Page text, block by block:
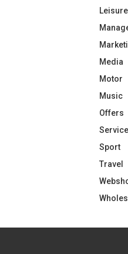
Media
Motor
Music
Offers
Sport
Travel